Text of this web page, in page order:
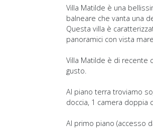
Villa Matilde è una
balneare che vanta una
Questa villa è
panoramici con vista
Villa Matilde è di recente
gusto.
Al piano terra troviamo
doccia, 1 camera doppia
Al primo piano (accesso